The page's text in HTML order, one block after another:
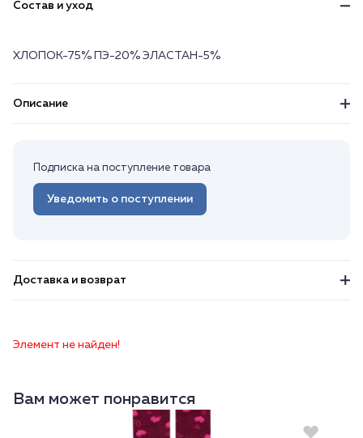
Состав и уход
ХЛОПОК-75% ПЭ-20% ЭЛАСТАН-5%
Описание
Подписка на поступление товара
Уведомить о поступлении
Доставка и возврат
Элемент не найден!
Вам может понравится